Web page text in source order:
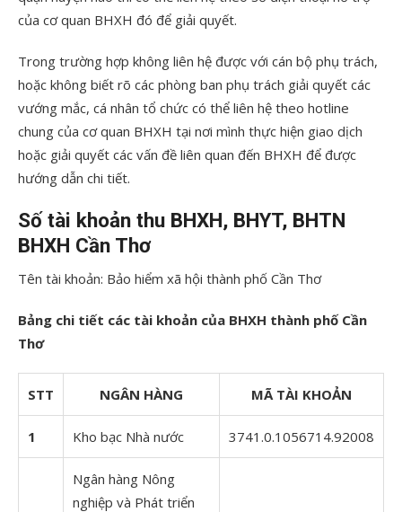
của cơ quan BHXH đó để giải quyết.
Trong trường hợp không liên hệ được với cán bộ phụ trách,
hoặc không biết rõ các phòng ban phụ trách giải quyết các
vướng mắc, cá nhân tổ chức có thể liên hệ theo hotline
chung của cơ quan BHXH tại nơi mình thực hiện giao dịch
hoặc giải quyết các vấn đề liên quan đến BHXH để được
hướng dẫn chi tiết.
Số tài khoản thu BHXH, BHYT, BHTN
BHXH Cần Thơ
Tên tài khoản: Bảo hiểm xã hội thành phố Cần Thơ
Bảng chi tiết các tài khoản của BHXH thành phố Cần
Thơ
STT NGÂN HÀNG MÃ TÀI KHOẢN
1 Kho bạc Nhà nước 3741.0.1056714.92008
Ngân hàng Nông
nghiệp và Phát triển